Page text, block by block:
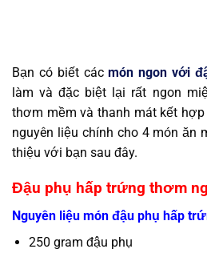
Bạn có biết cácmón ngon với
làm và đặc biệt lại rất ngon
thơm mềm và thanh mát kết
nguyên liệu chính cho 4 món ăn
thiệu với bạn sau đây.
Đậu phụ hấp trứng thơm
Nguyên liệu món đậu phụ hấp
250 gram đậu phụ